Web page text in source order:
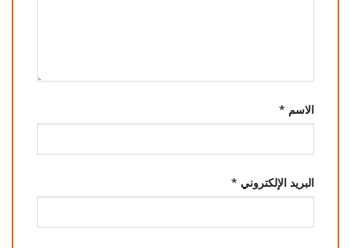
الاسم *
البريد الإلكتروني *